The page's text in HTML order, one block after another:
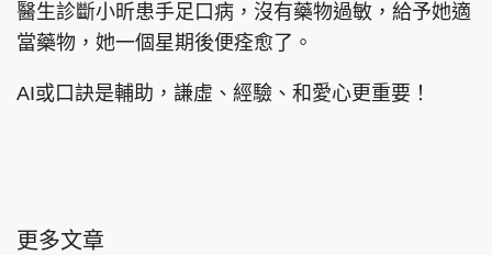
醫生診斷小昕患手足口病，沒有藥物過敏，給予她適
當藥物，她一個星期後便痊愈了。
AI或口訣是輔助，謙虛、經驗、和愛心更重要！
更多文章